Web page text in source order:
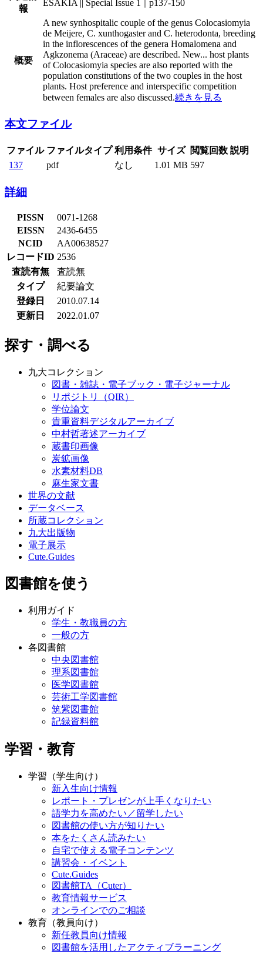
報
ESAKIA || Special Issue 1 || p137-150
概要
A new synhospitalic couple of the genus Colocasiomyia
de Meijere, C. xunthogaster and C. heterodonta, breeding
in the inflorescences of the genera Homalomena and
Agkzonema (Araceae) are described. New... host plants
of Colocasiomyia species are also reported with the
population constitutions of the two couples in the host
plants. Host preference and interspecific competition
between females are also discussed.続きを見る
本文ファイル
ファイル ファイルタイプ 利用条件 サイズ 閲覧回数 説明
137
pdf なし 1.01 MB 597
詳細
PISSN
0071-1268
EISSN
2436-6455
NCID
AA00638527
レコードID 2536
査読有無
査読無
タイプ
紀要論文
登録日
2010.07.14
更新日
2022.01.07
探す・調べる
九大コレクション
図書・雑誌・電子ブック・電子ジャーナル
リポジトリ（QIR）
学位論文
貴重資料デジタルアーカイブ
中村哲著述アーカイブ
蔵書印画像
炭鉱画像
水素材料DB
麻生家文書
世界の文献
データベース
所蔵コレクション
九大出版物
電子展示
Cute.Guides
図書館を使う
利用ガイド
学生・教職員の方
一般の方
各図書館
中央図書館
理系図書館
医学図書館
芸術工学図書館
筑紫図書館
記録資料館
学習・教育
学習（学生向け）
新入生向け情報
レポート・プレゼンが上手くなりたい
語学力を高めたい／留学したい
図書館の使い方が知りたい
本をたくさん読みたい
自宅で使える電子コンテンツ
講習会・イベント
Cute.Guides
図書館TA（Cuter）
教育情報サービス
オンラインでのご相談
教育（教員向け）
新任教員向け情報
図書館を活用したアクティブラーニング